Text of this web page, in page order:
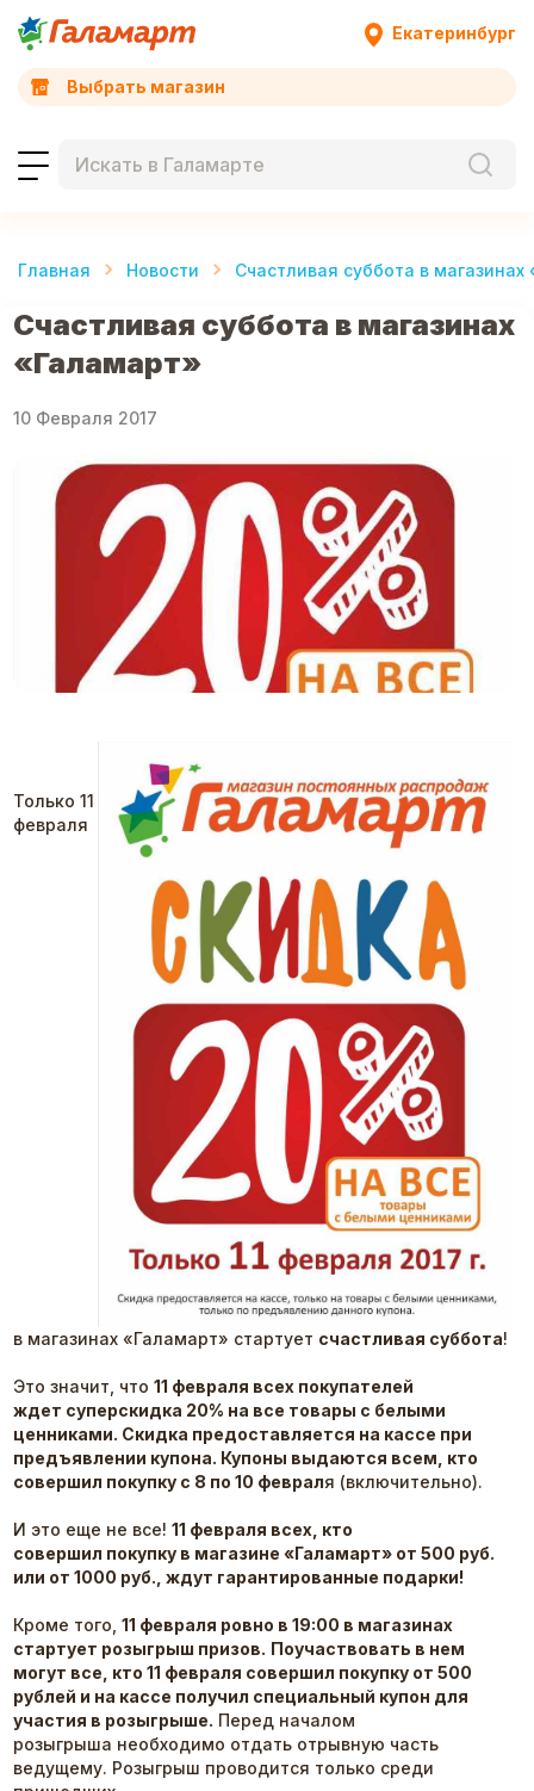
Екатеринбург
Выбрать магазин
Главная Новости Счастливая суббота в магазинах
Счастливая суббота в магазинах
«Галамарт»
10 Февраля 2017
Только 11
февраля
в магазинах «Галамарт» стартует счастливая суббота!
Это значит, что 11 февраля всех покупателей
ждет суперскидка 20% на все товары с белыми
ценниками. Скидка предоставляется на кассе при
предъявлении купона. Купоны выдаются всем, кто
совершил покупку с 8 по 10 февраля (включительно).
И это еще не все! 11 февраля всех, кто
совершил покупку в магазине «Галамарт» от 500 руб.
или от 1000 руб., ждут гарантированные подарки!
Кроме того, 11 февраля ровно в 19:00 в магазинах
стартует розыгрыш призов. Поучаствовать в нем
могут все, кто 11 февраля совершил покупку от 500
рублей и на кассе получил специальный купон для
участия в розыгрыше. Перед началом
розыгрыша необходимо отдать отрывную часть
ведущему. Розыгрыш проводится только среди